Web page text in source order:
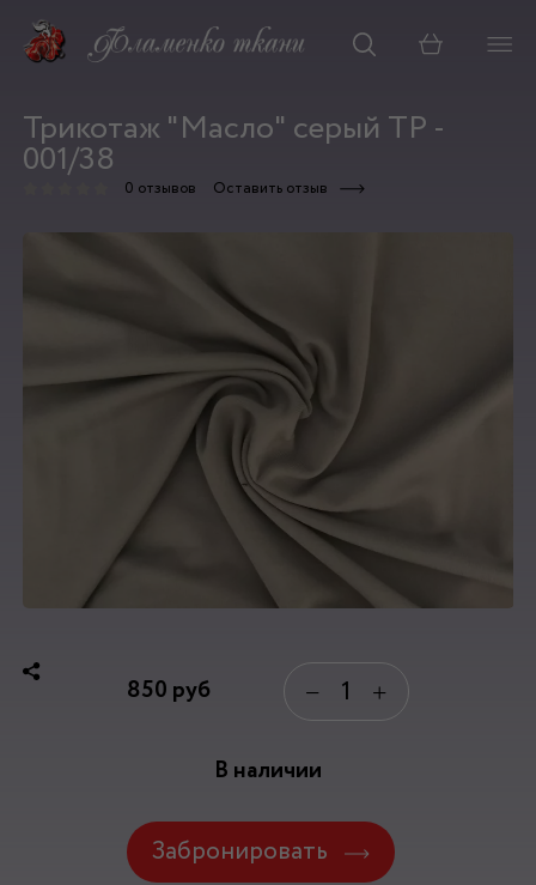
Корзина
Трикотаж "Масло" серый ТР -
001/38
0 отзывов Оставить отзыв
850 руб − +
В наличии
Забронировать